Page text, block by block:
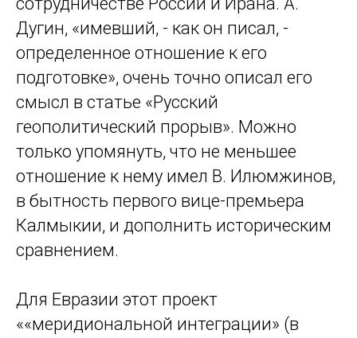
Дугин, «имевший, - как он писал, -
определенное отношение к его
подготовке», очень точно описал его
смысл в статье «Русский
геополитический прорыв». Можно
только упомянуть, что не меньшее
отношение к нему имел В. Илюмжинов,
в бытность первого вице-премьера
Калмыкии, и дополнить историческим
сравнением.
Для Евразии этот проект
««меридиональной интеграции» (в